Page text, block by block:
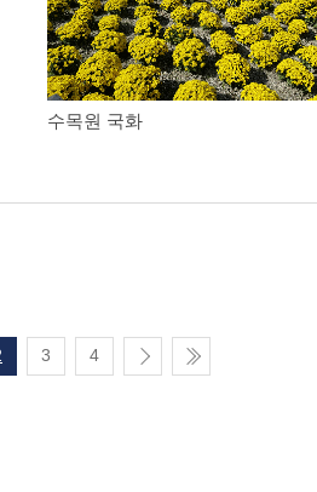
수목원 국화
3 4